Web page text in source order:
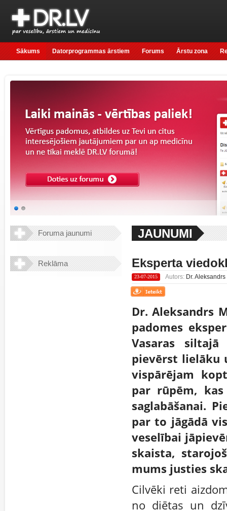
Sākums Datorprogrammas ārstiem Forums Ārstu zona
Foruma jaunumi
Reklāma
JAUNUMI
Eksperta
23-07-2015 Autors: Dr.
Dr. Aleksandrs
padomes
Vasaras
pievērst lielāku
vispārējam
par rūpēm,
saglabāšanai.
par to jāgādā
veselībai
skaista,
mums justies
Cilvēki reti
no diētas un